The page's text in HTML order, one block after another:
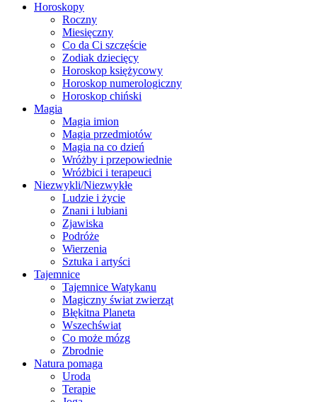
Horoskopy
Roczny
Miesięczny
Co da Ci szczęście
Zodiak dziecięcy
Horoskop księżycowy
Horoskop numerologiczny
Horoskop chiński
Magia
Magia imion
Magia przedmiotów
Magia na co dzień
Wróżby i przepowiednie
Wróżbici i terapeuci
Niezwykli/Niezwykłe
Ludzie i życie
Znani i lubiani
Zjawiska
Podróże
Wierzenia
Sztuka i artyści
Tajemnice
Tajemnice Watykanu
Magiczny świat zwierząt
Błękitna Planeta
Wszechświat
Co może mózg
Zbrodnie
Natura pomaga
Uroda
Terapie